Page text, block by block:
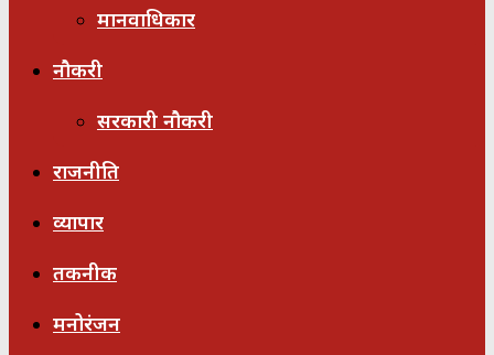
मानवाधिकार
नौकरी
सरकारी नौकरी
राजनीति
व्यापार
तकनीक
मनोरंजन